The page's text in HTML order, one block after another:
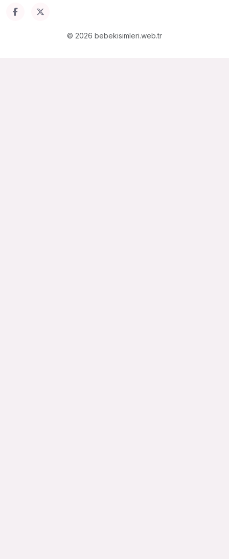
© 2026 bebekisimleri.web.tr